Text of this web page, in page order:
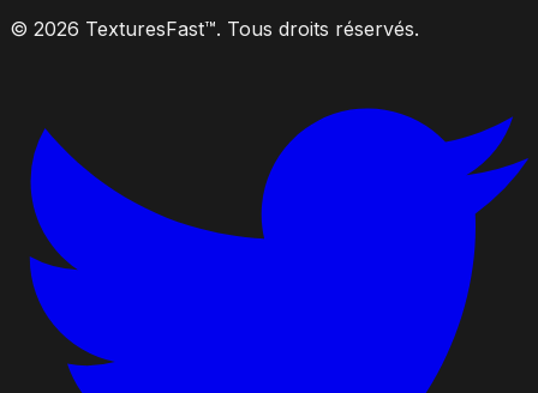
© 2026 TexturesFast™. Tous droits réservés.